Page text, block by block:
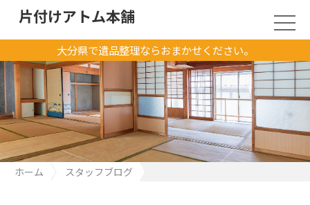
大分県で遺品整理ならおまかせください。
片付けアトム本舗
ホーム
スタッフブログ